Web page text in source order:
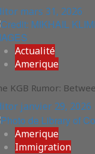
mars 31, 2026
Actualité
Amerique
KGB Rumor:
janvier 29, 2026
Amerique
Immigration